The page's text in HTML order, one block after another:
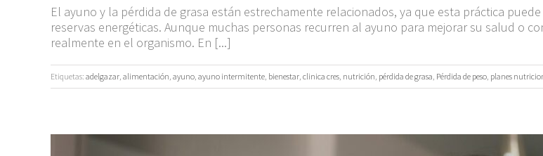
El ayuno y la pérdida de grasa están estrechamente relacionados, ya que esta práctica
reservas energéticas. Aunque muchas personas recurren al ayuno para mejorar su salud o
realmente en el organismo. En [...]
Etiquetas: adelgazar, alimentación, ayuno, ayuno intermitente, bienestar, clinica cres, nutrición, pérdida de grasa, Pérdida de peso, planes